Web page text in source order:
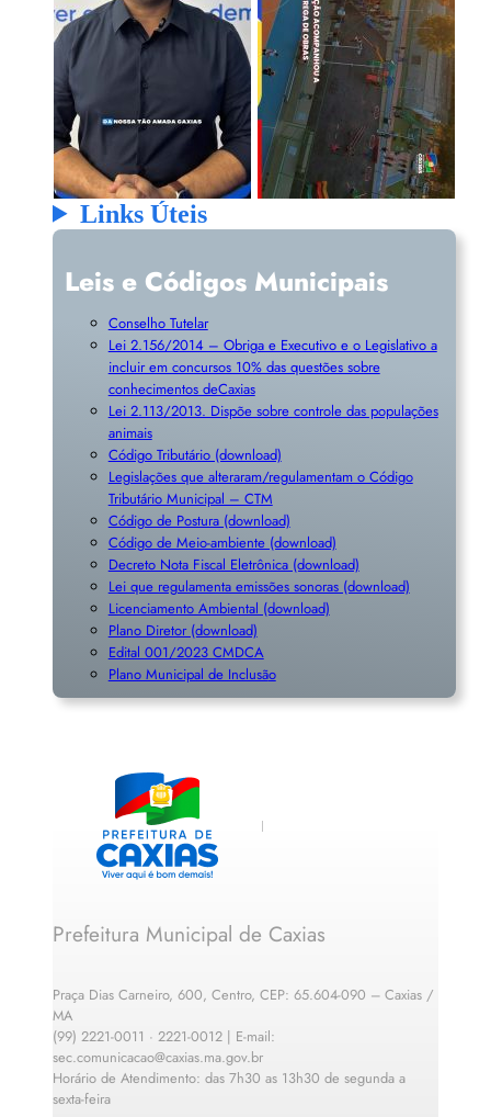
Links Úteis
Leis e Códigos Municipais
Conselho Tutelar
Lei 2.156/2014 – Obriga e Executivo e o Legislativo a
incluir em concursos 10% das questões sobre
conhecimentos deCaxias
Lei 2.113/2013. Dispõe sobre controle das populações
animais
Código Tributário (download)
Legislações que alteraram/regulamentam o Código
Tributário Municipal – CTM
Código de Postura (download)
Código de Meio-ambiente (download)
Decreto Nota Fiscal Eletrônica (download)
Lei que regulamenta emissões sonoras (download)
Licenciamento Ambiental (download)
Plano Diretor (download)
Edital 001/2023 CMDCA
Plano Municipal de Inclusão
Prefeitura Municipal de Caxias
Praça Dias Carneiro, 600, Centro, CEP: 65.604-090 – Caxias /
MA
(99) 2221-0011 · 2221-0012 | E-mail:
sec.comunicacao@caxias.ma.gov.br
Horário de Atendimento: das 7h30 as 13h30 de segunda a
sexta-feira